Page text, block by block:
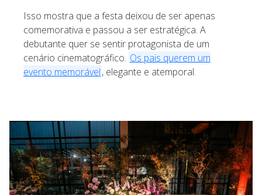
Isso mostra que a festa deixou de ser apenas
comemorativa e passou a ser estratégica. A
debutante quer se sentir protagonista de um
cenário cinematográfico. Os pais querem um
evento memorável, elegante e atemporal.